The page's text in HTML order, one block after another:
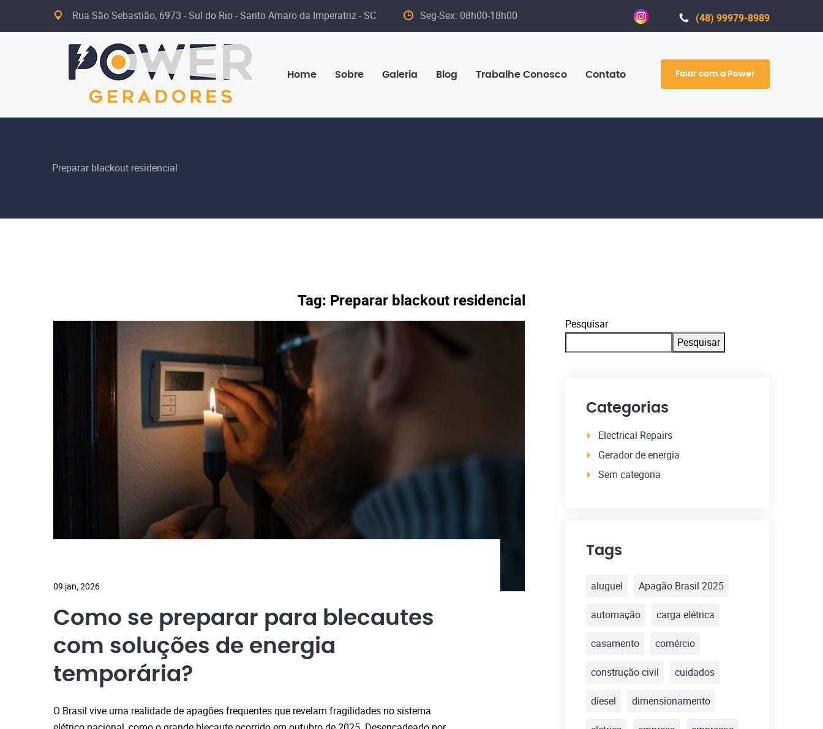
Rua São Sebastião, 6973 - Sul do Rio - Santo Amaro da Imperatriz - SC Seg-Sex: 08h00-18h00 (48) 99979-8989
Home Sobre Galeria Blog Trabalhe Conosco Contato Falar com a Power
Preparar blackout residencial
Tag: Preparar blackout residencial
09 jan, 2026
Como se preparar para blecautes
com soluções de energia
temporária?
O Brasil vive uma realidade de apagões frequentes que revelam fragilidades no sistema
Pesquisar
Pesquisar
Categorias
Electrical Repairs
Gerador de energia
Sem categoria
Tags
aluguel Apagão Brasil 2025
automação carga elétrica
casamento comércio
construção civil cuidados
diesel dimensionamento